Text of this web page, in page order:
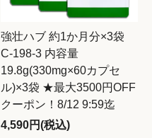
強壮ハブ 約1か月分×3袋
C-198-3 内容量
19.8g(330mg×60カプセ
ル)×3袋 ★最大3500円OFF
クーポン！8/12 9:59迄
4,590円(税込)